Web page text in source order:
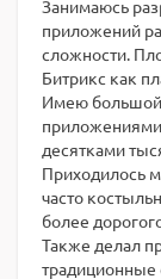
Занимаюсь
приложений
сложности.
Битрикс как
Имею большой
десятками
Приходилось
часто
более
Также делал
традиционные